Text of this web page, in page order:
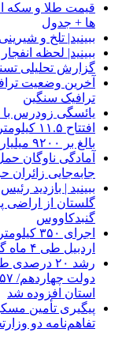
ها + جدول
ببینید| تلخ و
ببینید| لحظه
گزارش تحلیلی
آخرین وضعیت
ترافیک سنگین
یائسگی زودرس
افتتاح
بالغ بر ۹۲۰۰ میلیارد ریال
آمادگی ناوگان
جابه‌جایی
ببینید | بازدید
گلستان از
گنبدکاووس
اردبیل طی ۴ ماه گذشته
رشد ۲۰
استان افزوده شد
پیگیری تأمین
تفاهم‌نامه دو